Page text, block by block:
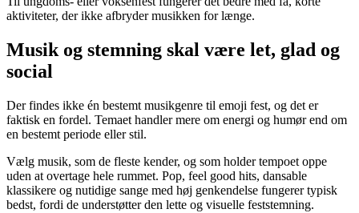
aktiviteter, der ikke afbryder musikken for længe.
Musik og stemning skal være let, glad og
social
Der findes ikke én bestemt musikgenre til emoji fest, og det er
faktisk en fordel. Temaet handler mere om energi og humør end om
en bestemt periode eller stil.
Vælg musik, som de fleste kender, og som holder tempoet oppe
uden at overtage hele rummet. Pop, feel good hits, dansable
klassikere og nutidige sange med høj genkendelse fungerer typisk
bedst, fordi de understøtter den lette og visuelle feststemning.